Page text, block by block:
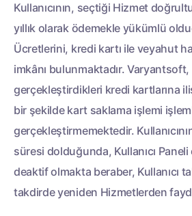
Kullanıcının, seçtiği Hizmet
yıllık olarak ödemekle yükümlü
Ücretlerini, kredi kartı ile veyahut
imkânı bulunmaktadır. Varyantsoft,
gerçekleştirdikleri kredi kartlarına
bir şekilde kart saklama işlemi
gerçekleştirmemektedir.
süresi dolduğunda, Kullanıcı
deaktif olmakta beraber, Kullanıcı
takdirde yeniden Hizmetlerden